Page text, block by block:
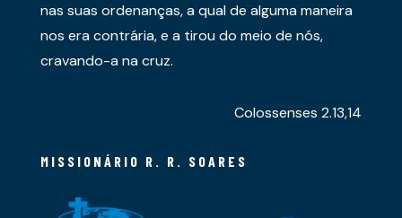
nas suas ordenanças, a qual de alguma maneira
nos era contrária, e a tirou do meio de nós,
cravando-a na cruz.
Colossenses 2.13,14
MISSIONÁRIO R. R. SOARES